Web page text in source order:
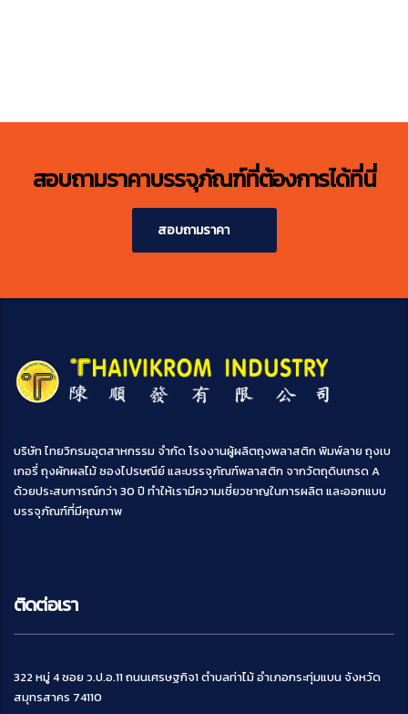
สอบถามราคาบรรจุภัณฑ์ที่ต้องการได้ที่นี่
สอบถามราคา
บริษัท ไทยวิกรมอุตสาหกรรม จำกัด โรงงานผู้ผลิตถุงพลาสติก พิมพ์ลาย ถุงเบ
เกอรี่ ถุงผักผลไม้ ซองไปรษณีย์ และบรรจุภัณฑ์พลาสติก จากวัตถุดิบเกรด A
ด้วยประสบการณ์กว่า 30 ปี ทำให้เรามีความเชี่ยวชาญในการผลิต และออกแบบ
บรรจุภัณฑ์ที่มีคุณภาพ
ติดต่อเรา
322 หมู่ 4 ซอย ว.ป.อ.11 ถนนเศรษฐกิจ1 ตำบลท่าไม้ อำเภอกระทุ่มแบน จังหวัด
สมุทรสาคร 74110